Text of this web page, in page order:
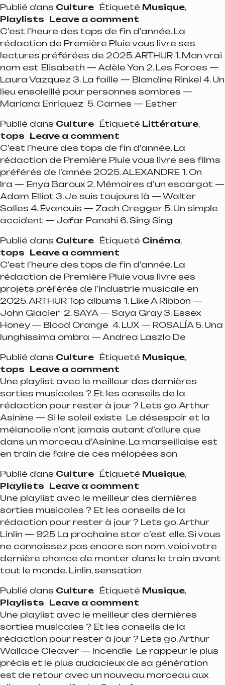
Publié dans Culture Étiqueté Musique,
Playlists Leave a comment
C’est l’heure des tops de fin d’année. La
rédaction de Première Pluie vous livre ses
lectures préférées de 2025. ARTHUR 1. Mon vrai
nom est Elisabeth — Adèle Yon 2. Les Forces —
Laura Vazquez 3. La faille — Blandine Rinkel 4. Un
lieu ensoleillé pour personnes sombres —
Mariana Enriquez 5. Carnes — Esther
Publié dans Culture Étiqueté Littérature,
tops Leave a comment
C’est l’heure des tops de fin d’année. La
rédaction de Première Pluie vous livre ses films
préférés de l’année 2025. ALEXANDRE 1. On
Ira — Enya Baroux 2. Mémoires d’un escargot —
Adam Elliot 3. Je suis toujours là — Walter
Salles 4. Évanouis — Zach Cregger 5. Un simple
accident — Jafar Panahi 6. Sing Sing
Publié dans Culture Étiqueté Cinéma,
tops Leave a comment
C’est l’heure des tops de fin d’année. La
rédaction de Première Pluie vous livre ses
projets préférés de l’industrie musicale en
2025. ARTHUR Top albums 1. Like A Ribbon —
John Glacier 2. SAYA — Saya Gray 3. Essex
Honey — Blood Orange 4. LUX — ROSALÍA 5. Una
lunghissima ombra — Andrea Laszlo De
Publié dans Culture Étiqueté Musique,
tops Leave a comment
Une playlist avec le meilleur des dernières
sorties musicales ? Et les conseils de la
rédaction pour rester à jour ? Lets go. Arthur
Asinine — Si le soleil existe Le désespoir et la
mélancolie n’ont jamais autant d’allure que
dans un morceau d’Asinine. La marseillaise est
en train de faire de ces mélopées son
Publié dans Culture Étiqueté Musique,
Playlists Leave a comment
Une playlist avec le meilleur des dernières
sorties musicales ? Et les conseils de la
rédaction pour rester à jour ? Lets go. Arthur
Linlin — 925 La prochaine star c’est elle. Si vous
ne connaissez pas encore son nom, voici votre
dernière chance de monter dans le train avant
tout le monde. Linlin, sensation
Publié dans Culture Étiqueté Musique,
Playlists Leave a comment
Une playlist avec le meilleur des dernières
sorties musicales ? Et les conseils de la
rédaction pour rester à jour ? Lets go. Arthur
Wallace Cleaver — Incendie Le rappeur le plus
précis et le plus audacieux de sa génération
est de retour avec un nouveau morceau aux